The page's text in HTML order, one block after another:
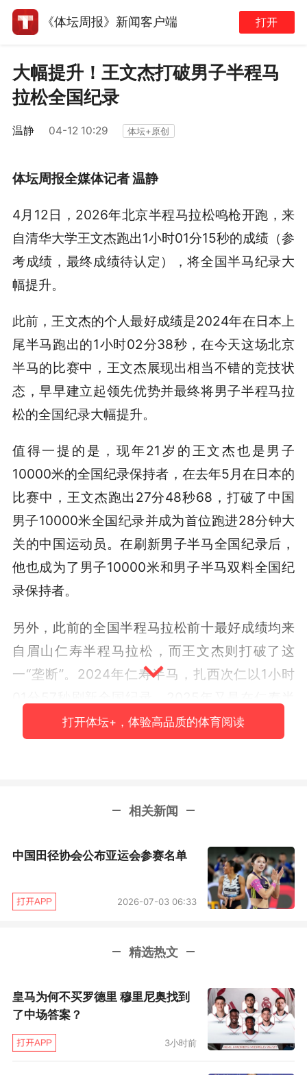
《体坛周报》新闻客户端 打开
大幅提升！王文杰打破男子半程马
拉松全国纪录
温静 04-12 10:29 体坛+原创
体坛周报全媒体记者 温静
4月12日，2026年北京半程马拉松鸣枪开跑，来
自清华大学王文杰跑出1小时01分15秒的成绩（参
考成绩，最终成绩待认定），将全国半马纪录大
幅提升。
此前，王文杰的个人最好成绩是2024年在日本上
尾半马跑出的1小时02分38秒，在今天这场北京
半马的比赛中，王文杰展现出相当不错的竞技状
态，早早建立起领先优势并最终将男子半程马拉
松的全国纪录大幅提升。
值得一提的是，现年21岁的王文杰也是男子
10000米的全国纪录保持者，在去年5月在日本的
比赛中，王文杰跑出27分48秒68，打破了中国
男子10000米全国纪录并成为首位跑进28分钟大
关的中国运动员。在刷新男子半马全国纪录后，
他也成为了男子10000米和男子半马双料全国纪
录保持者。
另外，此前的全国半程马拉松前十最好成绩均来
自眉山仁寿半程马拉松，而王文杰则打破了这
一“垄断”。2024年仁寿半马，扎西次仁以1小时
马，辽宁的于水庆以1小时01分46秒的成绩刷新
全国纪录，王文杰本次在北京刷新全国半马纪
打开体坛+，体验高品质的体育阅读
相关新闻
中国田径协会公布亚运会参赛名单
2026-07-03 06:33
精选热文
皇马为何不买罗德里 穆里尼奥找到
了中场答案？
3小时前